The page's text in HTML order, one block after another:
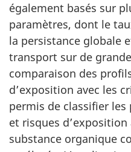
également basés sur
paramètres, dont le
la persistance globale
transport sur de
comparaison des
d’exposition avec les
permis de classifier
et risques d’exposition
substance organique